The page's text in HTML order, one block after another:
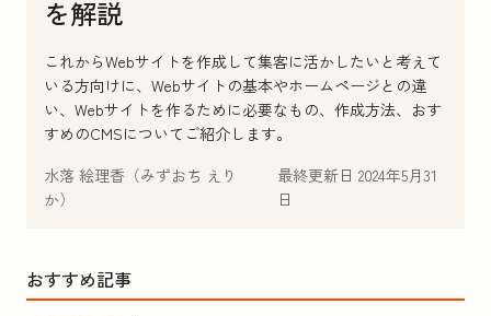
を解説
これからWebサイトを作成して集客に活かしたいと考えて
いる方向けに、Webサイトの基本やホームページとの違
い、Webサイトを作るために必要なもの、作成方法、おす
すめのCMSについてご紹介します。
水落 絵理香（みずおち えり
か）
最終更新日 2024年5月31
日
おすすめ記事